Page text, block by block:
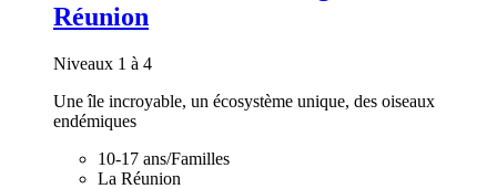
Réunion
Niveaux 1 à 4
Une île incroyable, un écosystème unique, des oiseaux
endémiques
10-17 ans/Familles
La Réunion